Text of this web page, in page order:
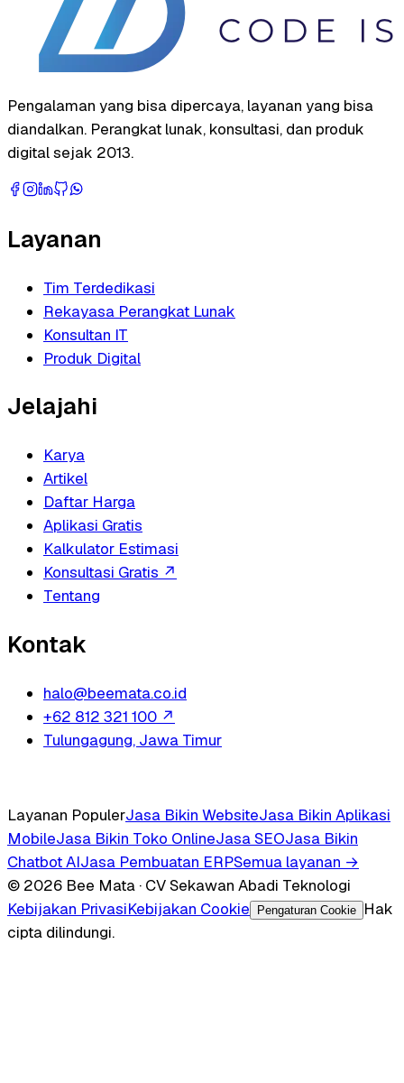
Pengalaman yang bisa dipercaya, layanan yang bisa
diandalkan. Perangkat lunak, konsultasi, dan produk
digital sejak 2013.
Layanan
Tim Terdedikasi
Rekayasa Perangkat Lunak
Konsultan IT
Produk Digital
Jelajahi
Karya
Artikel
Daftar Harga
Aplikasi Gratis
Kalkulator Estimasi
Konsultasi Gratis ↗
Tentang
Kontak
halo@beemata.co.id
+62 812 321 100 ↗
Tulungagung, Jawa Timur
Layanan PopulerJasa Bikin WebsiteJasa Bikin Aplikasi
MobileJasa Bikin Toko OnlineJasa SEOJasa Bikin
Chatbot AIJasa Pembuatan ERPSemua layanan →
© 2026 Bee Mata · CV Sekawan Abadi Teknologi
Kebijakan PrivasiKebijakan Cookie Pengaturan Cookie
Hak
cipta dilindungi.